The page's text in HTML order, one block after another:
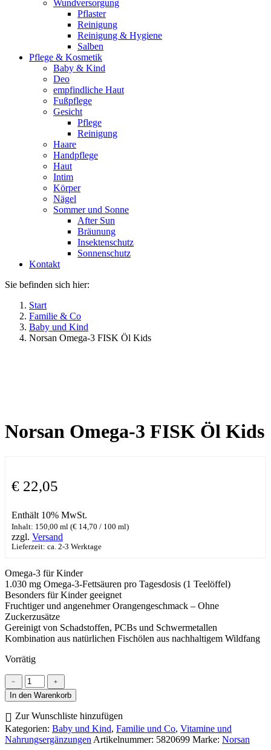
Wundversorgung
Pflaster
Reinigung
Reinigung & Hygiene
Salben
Pflege & Kosmetik
Baby & Kind
Deo
empfindliche Haut
Fußpflege
Gesicht
Pflege
Reinigung
Haare
Handpflege
Haut
Intim
Körper
Nägel
Sommer und Sonne
After Sun
Bräunung
Insektenschutz
Sonnenschutz
Kontakt
Sie befinden sich hier:
Start
Familie & Co
Baby und Kind
Norsan Omega-3 FISK Öl Kids
Norsan Omega-3 FISK Öl Kids
€ 22,05
Enthält 10% MwSt.
Inhalt: 150,00 ml (€ 14,70 / 100 ml)
zzgl. Versand
Lieferzeit: ca. 2-3 Werktage
Omega-3 für Kinder
1.030 mg Omega-3-Fettsäuren pro Tagesdosis (1 Teelöffel)
Besonders für Kinder geeignet
Fruchtiger und angenehmer Orangengeschmack – Ohne
Zuckerzusätze
Gereinigt von Schadstoffen, PCBs und Schwermetallen
Kombination aus natürlichen Fischölen aus nachhaltigem Wildfang
Vorrätig
Norsan
Omega-
3
FISK
Öl
Kids
Menge
﹣
﹢
In den Warenkorb
Zur Wunschliste hinzufügen
Kategorien: Baby und Kind, Familie und Co, Vitamine und
Nahrungsergänzungen Artikelnummer: 5820699 Marke: Norsan